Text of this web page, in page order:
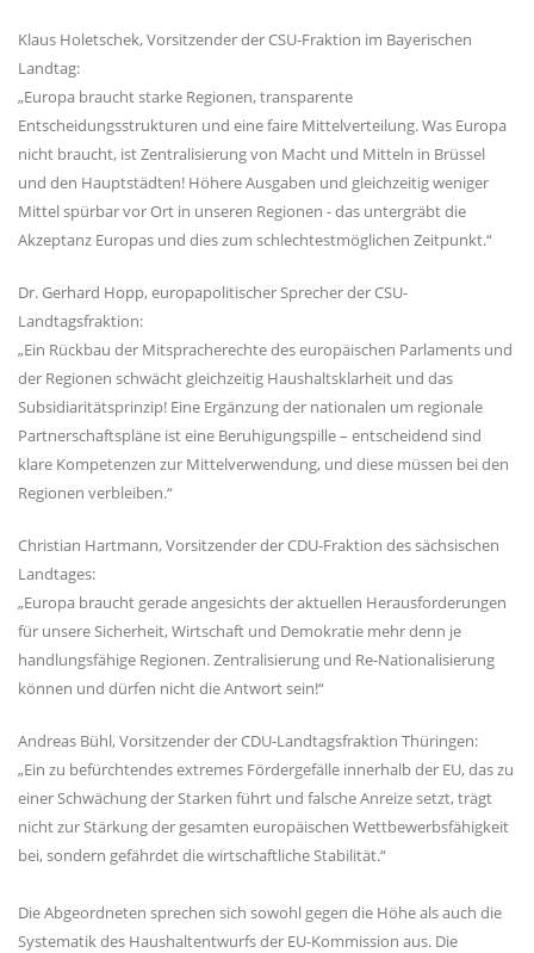
Klaus Holetschek, Vorsitzender der CSU-Fraktion im Bayerischen
Landtag:
Europa braucht starke Regionen, transparente
Entscheidungsstrukturen und eine faire Mittelverteilung. Was Europa
nicht braucht, ist Zentralisierung von Macht und Mitteln in Brüssel
und den Hauptstädten! Höhere Ausgaben und gleichzeitig weniger
Mittel spürbar vor Ort in unseren Regionen - das untergräbt die
Akzeptanz Europas und dies zum schlechtestmöglichen Zeitpunkt.“
Dr. Gerhard Hopp, europapolitischer Sprecher der CSU-
Landtagsfraktion:
Ein Rückbau der Mitspracherechte des europäischen Parlaments und
der Regionen schwächt gleichzeitig Haushaltsklarheit und das
Subsidiaritätsprinzip! Eine Ergänzung der nationalen um regionale
Partnerschaftspläne ist eine Beruhigungspille – entscheidend sind
klare Kompetenzen zur Mittelverwendung, und diese müssen bei den
Regionen verbleiben.“
Christian Hartmann, Vorsitzender der CDU-Fraktion des sächsischen
Landtages:
Europa braucht gerade angesichts der aktuellen Herausforderungen
für unsere Sicherheit, Wirtschaft und Demokratie mehr denn je
handlungsfähige Regionen. Zentralisierung und Re-Nationalisierung
können und dürfen nicht die Antwort sein!“
Andreas Bühl, Vorsitzender der CDU-Landtagsfraktion Thüringen:
Ein zu befürchtendes extremes Fördergefälle innerhalb der EU, das zu
einer Schwächung der Starken führt und falsche Anreize setzt, trägt
nicht zur Stärkung der gesamten europäischen Wettbewerbsfähigkeit
bei, sondern gefährdet die wirtschaftliche Stabilität.“
Die Abgeordneten sprechen sich sowohl gegen die Höhe als auch die
Systematik des Haushaltentwurfs der EU-Kommission aus. Die